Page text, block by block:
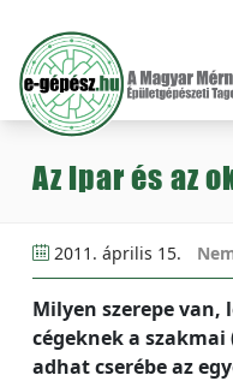
Az ipar és az
2011. április 15.
Milyen szerepe van,
cégeknek a szakmai
adhat cserébe az